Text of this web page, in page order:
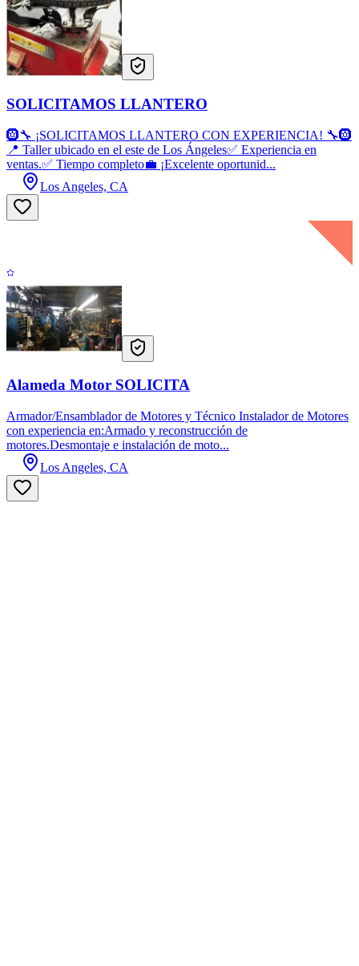
SOLICITAMOS LLANTERO
🛞🔧 ¡SOLICITAMOS LLANTERO CON EXPERIENCIA! 🔧🛞
📍 Taller ubicado en el este de Los Ángeles✅ Experiencia en
ventas.✅ Tiempo completo💼 ¡Excelente oportunid...
Los Angeles, CA
Alameda Motor SOLICITA
Armador/Ensamblador de Motores y Técnico Instalador de Motores
con experiencia en:Armado y reconstrucción de
motores.Desmontaje e instalación de moto...
Los Angeles, CA